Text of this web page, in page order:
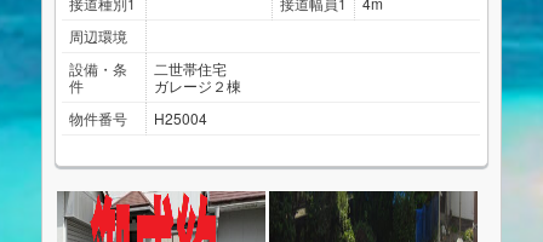
周辺環境
設備・条
件
二世帯住宅
ガレージ２棟
物件番号
H25004